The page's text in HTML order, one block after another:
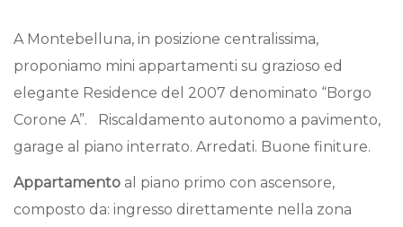
A Montebelluna, in posizione centralissima,
proponiamo mini appartamenti su grazioso ed
elegante Residence del 2007 denominato “Borgo
Corone A”. Riscaldamento autonomo a pavimento,
garage al piano interrato. Arredati. Buone finiture.
Appartamento al piano primo con ascensore,
composto da: ingresso direttamente nella zona